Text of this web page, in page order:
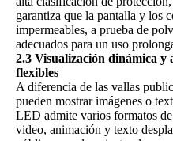
garantiza que la pantalla y los
impermeables, a prueba de
adecuados para un uso
2.3 Visualización dinámica y
flexibles
A diferencia de las vallas
pueden mostrar imágenes o
LED admite varios formatos
video, animación y texto